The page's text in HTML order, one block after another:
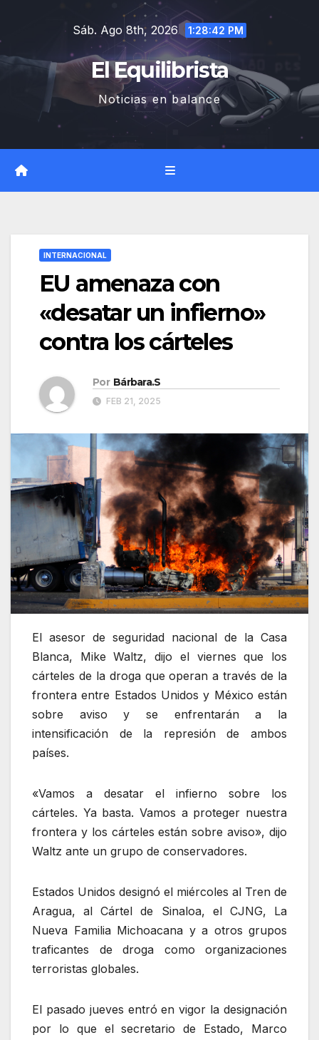
contenido
Sáb. Ago 8th, 2026 1:28:43 PM
El Equilibrista
Noticias en balance
INTERNACIONAL
EU amenaza con
«desatar un infierno»
contra los cárteles
Por Bárbara.S
FEB 21, 2025
El asesor de seguridad nacional de la Casa
Blanca, Mike Waltz, dijo el viernes que los
cárteles de la droga que operan a través de la
frontera entre Estados Unidos y México están
sobre aviso y se enfrentarán a la
intensificación de la represión de ambos
países.
«Vamos a desatar el infierno sobre los
cárteles. Ya basta. Vamos a proteger nuestra
frontera y los cárteles están sobre aviso», dijo
Waltz ante un grupo de conservadores.
Estados Unidos designó el miércoles al Tren de
Aragua, al Cártel de Sinaloa, el CJNG, La
Nueva Familia Michoacana y a otros grupos
traficantes de droga como organizaciones
terroristas globales.
El pasado jueves entró en vigor la designación
por lo que el secretario de Estado, Marco